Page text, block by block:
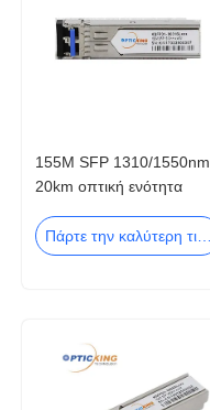
155M SFP 1310/1550nm
20km οπτική ενότητα
Πάρτε την καλύτερη τιμή